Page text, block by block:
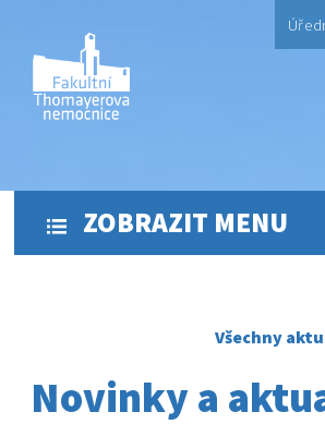
ZOBRAZIT MENU
Všechny
Novinky a